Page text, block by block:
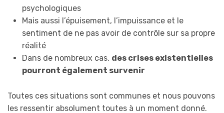
psychologiques
Mais aussi l’épuisement, l’impuissance et le
sentiment de ne pas avoir de contrôle sur sa propre
réalité
Dans de nombreux cas, des crises existentielles
pourront également survenir
Toutes ces situations sont communes et nous pouvons
les ressentir absolument toutes à un moment donné.